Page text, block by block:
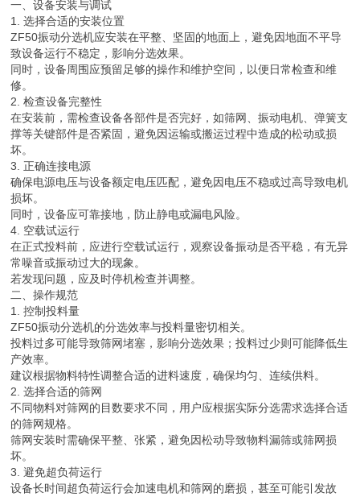
一、设备安装与调试
1. 选择合适的安装位置
ZF50振动分选机应安装在平整、坚固的地面上，避免因地面不平导
致设备运行不稳定，影响分选效果。
同时，设备周围应预留足够的操作和维护空间，以便日常检查和维
修。
2. 检查设备完整性
在安装前，需检查设备各部件是否完好，如筛网、振动电机、弹簧支
撑等关键部件是否紧固，避免因运输或搬运过程中造成的松动或损
坏。
3. 正确连接电源
确保电源电压与设备额定电压匹配，避免因电压不稳或过高导致电机
损坏。
同时，设备应可靠接地，防止静电或漏电风险。
4. 空载试运行
在正式投料前，应进行空载试运行，观察设备振动是否平稳，有无异
常噪音或振动过大的现象。
若发现问题，应及时停机检查并调整。
二、操作规范
1. 控制投料量
ZF50振动分选机的分选效率与投料量密切相关。
投料过多可能导致筛网堵塞，影响分选效果；投料过少则可能降低生
产效率。
建议根据物料特性调整合适的进料速度，确保均匀、连续供料。
2. 选择合适的筛网
不同物料对筛网的目数要求不同，用户应根据实际分选需求选择合适
的筛网规格。
筛网安装时需确保平整、张紧，避免因松动导致物料漏筛或筛网损
坏。
3. 避免超负荷运行
设备长时间超负荷运行会加速电机和筛网的磨损，甚至可能引发故